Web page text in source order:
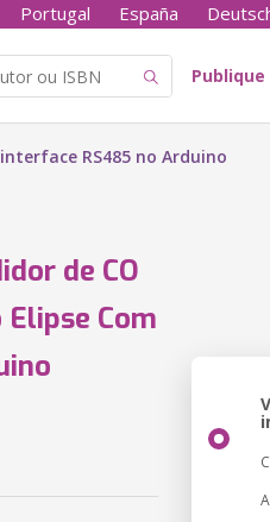
Portugal España
RS485 no Arduino
de CO
Com